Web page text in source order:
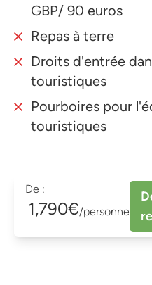
GBP/ 90 euros
Repas à terre
Droits d'entrée
touristiques
Pourboires pour
touristiques
De :
1,790€/personne